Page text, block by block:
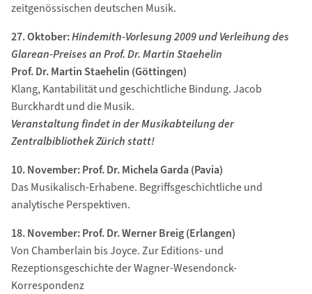
zeitgenössischen deutschen Musik.
27. Oktober:Hindemith-Vorlesung 2009 und Verleihung des
Glarean-Preises an Prof. Dr. Martin Staehelin
Prof. Dr. Martin Staehelin (Göttingen)
Klang, Kantabilität und geschichtliche Bindung. Jacob
Burckhardt und die Musik.
Veranstaltung findet in der Musikabteilung der
Zentralbibliothek Zürich statt!
10. November: Prof. Dr. Michela Garda (Pavia)
Das Musikalisch-Erhabene. Begriffsgeschichtliche und
analytische Perspektiven.
18. November: Prof. Dr. Werner Breig (Erlangen)
Von Chamberlain bis Joyce. Zur Editions- und
Rezeptionsgeschichte der Wagner-Wesendonck-
Korrespondenz